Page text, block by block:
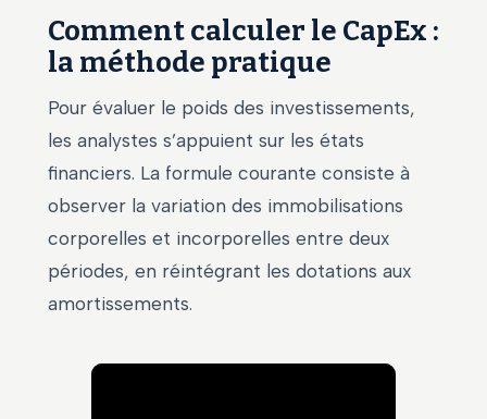
Comment calculer le CapEx :
la méthode pratique
Pour évaluer le poids des investissements,
les analystes s’appuient sur les états
financiers. La formule courante consiste à
observer la variation des immobilisations
corporelles et incorporelles entre deux
périodes, en réintégrant les dotations aux
amortissements.